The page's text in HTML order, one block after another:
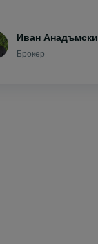
Иван Анадъмски
Брокер